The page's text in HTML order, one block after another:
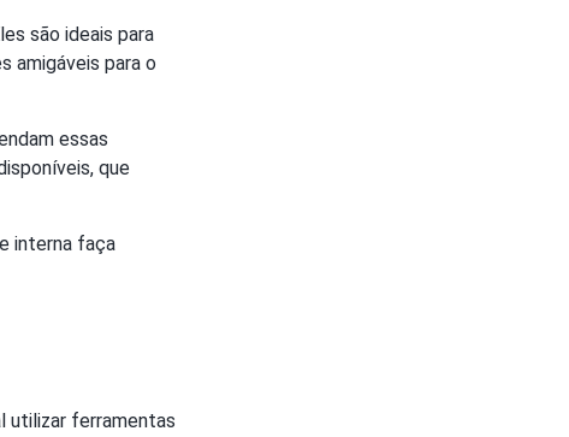
são ideais para
amigáveis para o
essas
que
interna faça
utilizar ferramentas